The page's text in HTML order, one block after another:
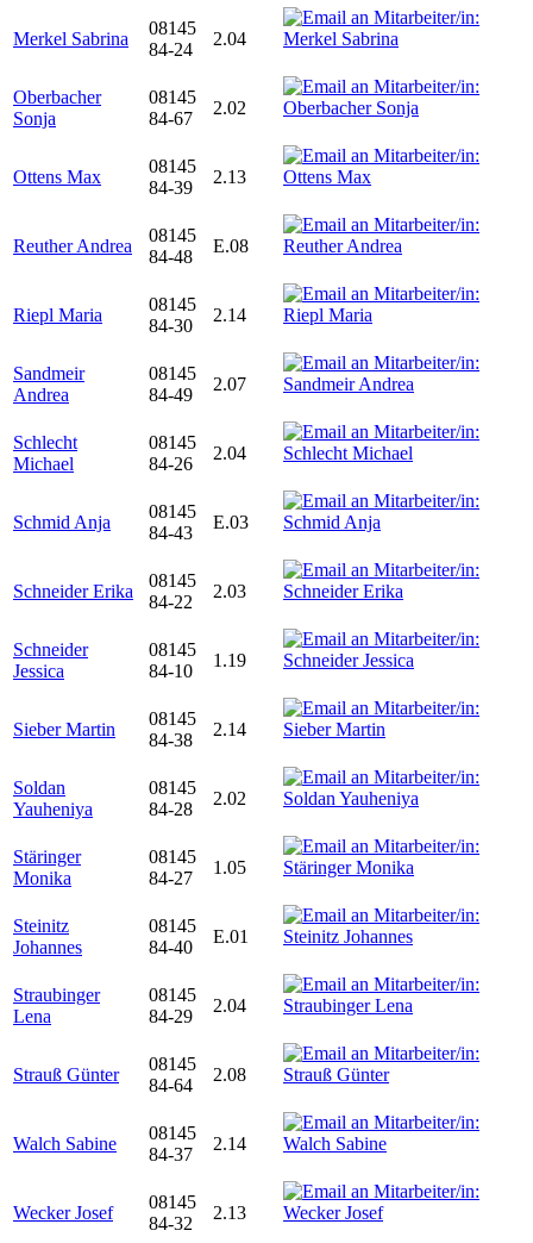
Merkel Sabrina
08145
84-24
2.04
Oberbacher
Sonja
08145
84-67
2.02
Ottens Max
08145
84-39
2.13
Reuther Andrea
08145
84-48
E.08
Riepl Maria
08145
84-30
2.14
Sandmeir
Andrea
08145
84-49
2.07
Schlecht
Michael
08145
84-26
2.04
Schmid Anja
08145
84-43
E.03
Schneider Erika
08145
84-22
2.03
Schneider
Jessica
08145
84-10
1.19
Sieber Martin
08145
84-38
2.14
Soldan
Yauheniya
08145
84-28
2.02
Stäringer
Monika
08145
84-27
1.05
Steinitz
Johannes
08145
84-40
E.01
Straubinger
Lena
08145
84-29
2.04
Strauß Günter
08145
84-64
2.08
Walch Sabine
08145
84-37
2.14
Wecker Josef
08145
84-32
2.13